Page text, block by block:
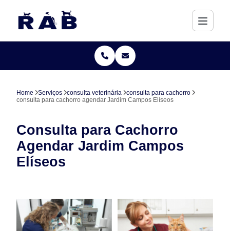
Home Serviços consulta veterinária
consulta para cachorro
consulta para cachorro agendar Jardim Campos Elíseos
Consulta para Cachorro
Agendar Jardim Campos
Elíseos